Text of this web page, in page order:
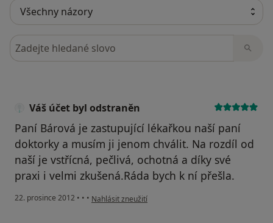
Hledejte v názorech
Váš účet byl odstraněn
Paní Bárová je zastupující lékařkou naší paní
doktorky a musím ji jenom chválit. Na rozdíl od
naší je vstřícná, pečlivá, ochotná a díky své
praxi i velmi zkušená.Ráda bych k ní přešla.
22. prosince 2012 • • • podle názoru uživatele Váš účet byl odstraněn
Nahlásit zneužití